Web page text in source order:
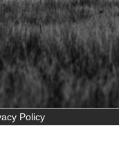
Policy